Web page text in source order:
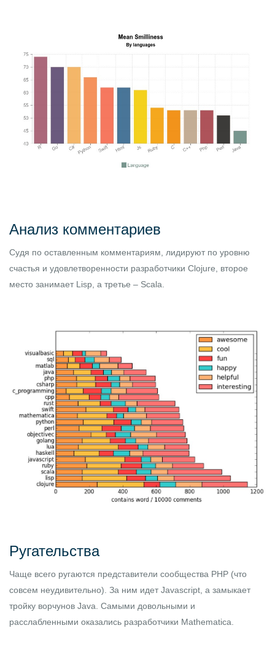
Анализ комментариев
Судя по оставленным комментариям, лидируют по уровню
счастья и удовлетворенности разработчики Clojure, второе
место занимает Lisp, а третье – Scala.
Ругательства
Чаще всего ругаются представители сообщества PHP (что
совсем неудивительно). За ним идет Javascript, а замыкает
тройку ворчунов Java. Самыми довольными и
расслабленными оказались разработчики Mathematica.